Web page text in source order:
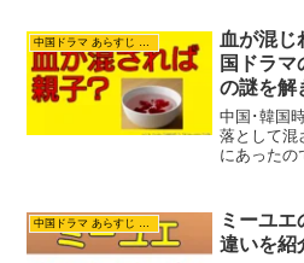
血が混じ
国ドラマ
の謎を解
中国･韓国
落として混
にあったの
中国ドラマ あらすじ ネタバレ
ミーユ
違いを紹